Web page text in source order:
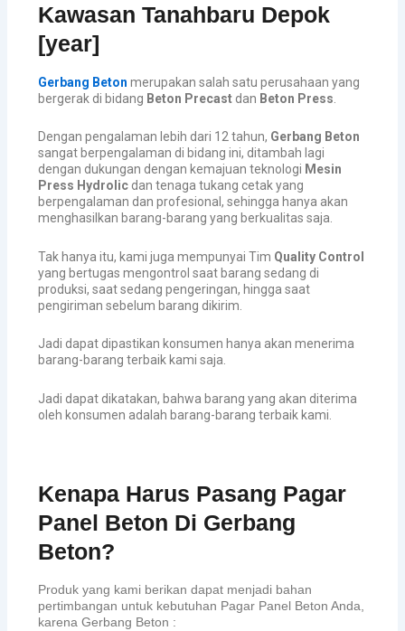
Kawasan Tanahbaru Depok
[year]
Gerbang Beton merupakan salah satu perusahaan yang
bergerak di bidang Beton Precast dan Beton Press
Dengan pengalaman lebih dari 12 tahun, Gerbang Beton
sangat berpengalaman di bidang ini, ditambah lagi
dengan dukungan dengan kemajuan teknologi Mesin
Press Hydrolic dan tenaga tukang cetak yang
berpengalaman dan profesional, sehingga hanya akan
menghasilkan barang-barang yang berkualitas saja.
Tak hanya itu, kami juga mempunyai Tim Quality Control
yang bertugas mengontrol saat barang sedang di
produksi, saat sedang pengeringan, hingga saat
pengiriman sebelum barang dikirim.
Jadi dapat dipastikan konsumen hanya akan menerima
barang-barang terbaik kami saja.
Jadi dapat dikatakan, bahwa barang yang akan diterima
oleh konsumen adalah barang-barang terbaik kami.
Kenapa Harus Pasang Pagar
Panel Beton Di Gerbang
Beton?
Produk yang kami berikan dapat menjadi bahan
pertimbangan untuk kebutuhan Pagar Panel Beton Anda,
karena Gerbang Beton :